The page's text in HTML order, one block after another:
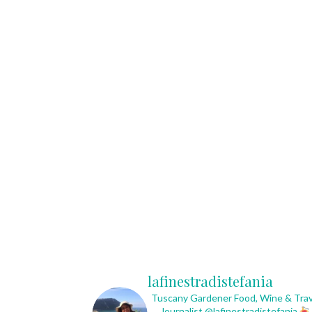
lafinestradistefania
Tuscany GardenerFood, Wine &